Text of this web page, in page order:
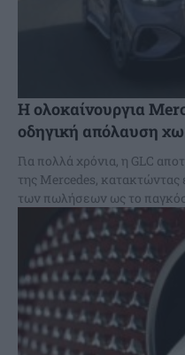
Η ολοκαίνουργια
οδηγική απόλαυση
Για πολλά χρόνια, η GLC
της Mercedes,
των πωλήσεων ως το